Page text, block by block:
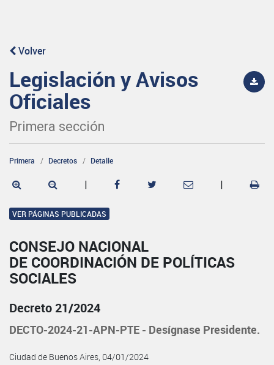
Volver
Legislación y Avisos
Oficiales
Primera sección
Primera Decretos Detalle
| |
VER PÁGINAS PUBLICADAS
CONSEJO NACIONAL
DE COORDINACIÓN DE POLÍTICAS
SOCIALES
Decreto 21/2024
DECTO-2024-21-APN-PTE - Desígnase Presidente.
Ciudad de Buenos Aires, 04/01/2024